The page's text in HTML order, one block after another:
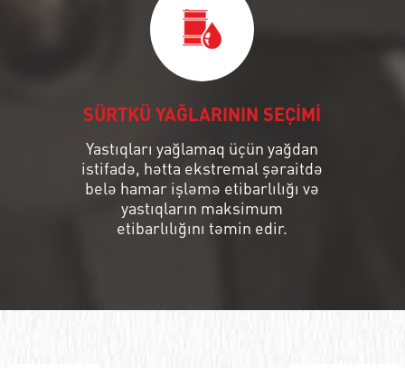
SÜRTKÜ YAĞLARININ SEÇİMİ
Yastıqları yağlamaq üçün yağdan
istifadə, hətta ekstremal şəraitdə
belə hamar işləmə etibarlılığı və
yastıqların maksimum
etibarlılığını təmin edir.